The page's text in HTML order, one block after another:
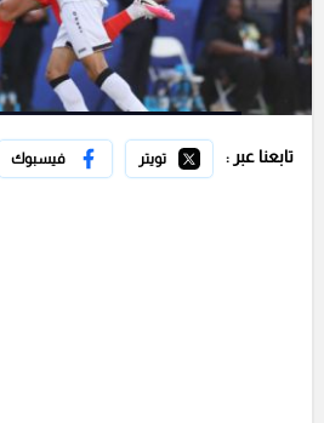
تابعنا عبر : تويتر فيسبوك